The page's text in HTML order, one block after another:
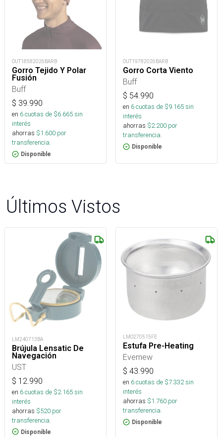
OUT18582026BARB
Gorro Tejido Y Polar
Fusión
Buff
$ 39.990
en 6cuotas de $6.665sin
interés
ahorras $1.600 por
transferencia.
Disponible
OUT19782026BARB
Gorro Corta Viento
Buff
$ 54.990
en 6cuotas de $9.165sin
interés
ahorras $2.200 por
transferencia.
Disponible
Últimos Vistos
LM240713BA
Brújula Lensatic De
Navegación
UST
$ 12.990
en 6cuotas de $2.165sin
interés
ahorras $520 por
transferencia.
Disponible
LMO270515FE
Estufa Pre-Heating
Evernew
$ 43.990
en 6cuotas de $7.332sin
interés
ahorras $1.760 por
transferencia.
Disponible